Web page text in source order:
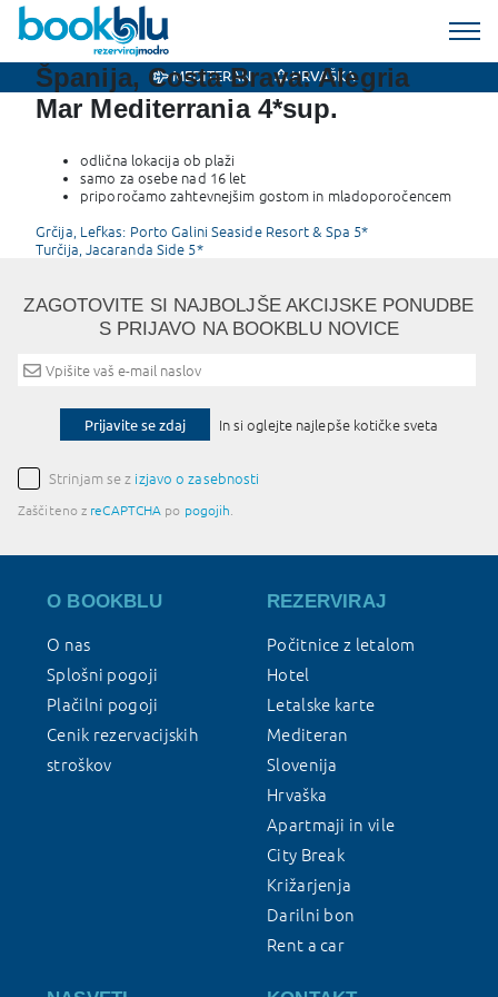
MEDITERAN HRVAŠKA
Španija, Costa Brava: Alegria
Mar Mediterrania 4*sup.
odlična lokacija ob plaži
samo za osebe nad 16 let
priporočamo zahtevnejšim gostom in mladoporočencem
Post
navigation
Grčija, Lefkas: Porto Galini Seaside Resort & Spa 5*
Turčija, Jacaranda Side 5*
ZAGOTOVITE SI NAJBOLJŠE AKCIJSKE PONUDBE
S PRIJAVO NA BOOKBLU NOVICE
Prijavite se zdaj In si oglejte najlepše kotičke sveta
Strinjam se z izjavo o zasebnosti
Zaščiteno z reCAPTCHA po pogojih
O BOOKBLU
O nas
Splošni pogoji
Plačilni pogoji
Cenik rezervacijskih
stroškov
REZERVIRAJ
Počitnice z letalom
Hotel
Letalske karte
Mediteran
Slovenija
Hrvaška
Apartmaji in vile
City Break
Križarjenja
Darilni bon
Rent a car